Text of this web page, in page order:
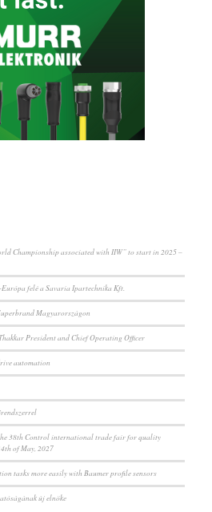
Championship associated with IIW” to start in 2025 –
felé a Savaria Ipartechnika Kft.
Magyarországon
President and Chief Operating Officer
automation
38th Control international trade fair for quality
of May, 2027
tasks more easily with Baumer profile sensors
új elnöke